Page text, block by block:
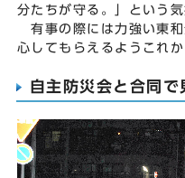
分たちが守る。」という
有事の際には力強い東
心してもらえるようこれ
自主防災会と合同